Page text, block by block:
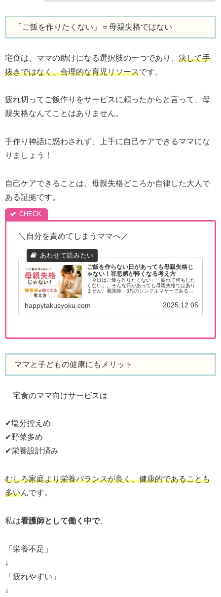
「ご飯を作りたくない」＝母親失格ではない
宅食は、ママの助けになる選択肢の一つであり、 決して手
抜きではなく、合理的な育児リソースです。
疲れ切ってご飯作りをサービスに頼ったからと言って、母
親失格なんてことはありません。
手作り神話に惑わされず、上手に自己ケアできるママにな
りましょう！
自己ケアできることは、母親失格どころか自律した大人で
ある証拠です。
＼自分を責めてしまうママへ／
ご飯を作らない日があっても母親失格じ
ゃない！罪悪感が軽くなる考え方
「今日はご飯を作りたくない」「疲れて何もした
くない」。そんな日があっても母親失格ではあり
ません。看護師・3児のシングルマザーである私
響、心が少し軽くなる考え方をお伝えします。ど
うぞ参考にしてみてください。
happytakusyoku.com 2025.12.05
ママと子どもの健康にもメリット
宅食のママ向けサービスは
✔塩分控えめ
✔野菜多め
✔栄養設計済み
むしろ家庭より栄養バランスが良く、健康的であることも
多いんです。
私は看護師として働く中で、
「栄養不足」
↓
「疲れやすい」
↓